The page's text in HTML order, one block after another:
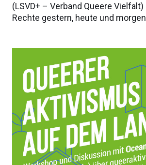
(LSVD+ – Verband Queere
Rechte gestern, heute und